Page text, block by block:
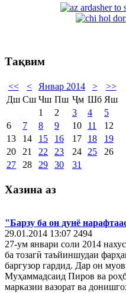
Тақвим
<< < Январ 2014 >
>>
Дш Сш Чш Пш Ҷм Шб Яш
1
2 3 4
5
6
7 8 9 10 11
12
13
14 15 16 17 18
19
20
21 22 23 24 25
26
27
28 29 30 31
Хазина аз
"Барзу ба он дунё
29.01.2014 13:07 2494
27-ум январи соли 2014
ба тозагӣ таъйиншудаи
баргузор гардид. Дар он
Муҳаммадсаид Пиров ва
марказии вазорат ва